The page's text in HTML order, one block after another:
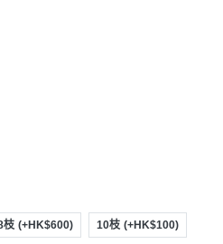
枝 (+HK$600) 10枝 (+HK$100)